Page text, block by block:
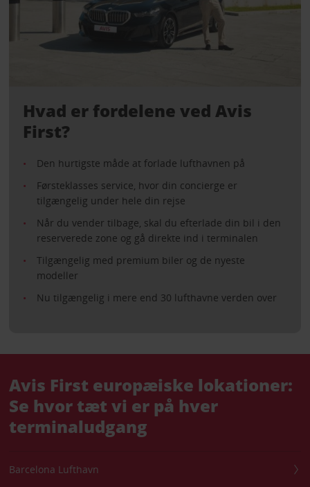
Hvad er fordelene ved Avis
First?
Den hurtigste måde at forlade lufthavnen på
Førsteklasses service, hvor din concierge er
tilgængelig under hele din rejse
Når du vender tilbage, skal du efterlade din bil i den
reserverede zone og gå direkte ind i terminalen
Tilgængelig med premium biler og de nyeste
modeller
Nu tilgængelig i mere end 30 lufthavne verden over
Avis First europæiske lokationer:
Se hvor tæt vi er på hver
terminaludgang
Barcelona Lufthavn